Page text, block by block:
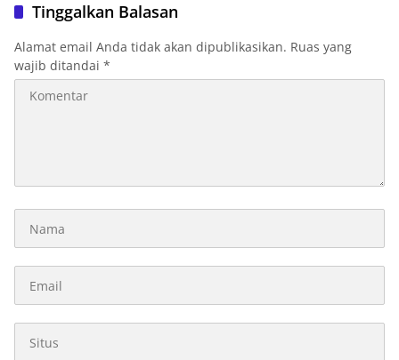
Tinggalkan Balasan
Alamat email Anda tidak akan dipublikasikan. Ruas yang
wajib ditandai *